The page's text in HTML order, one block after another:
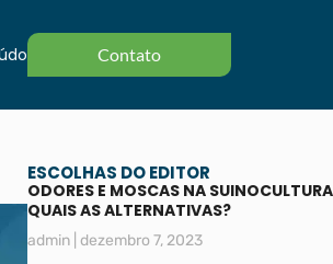
Contato
ESCOLHAS DO EDITOR
ODORES E MOSCAS NA
QUAIS AS ALTERNATIVAS?
admin dezembro 7, 2023